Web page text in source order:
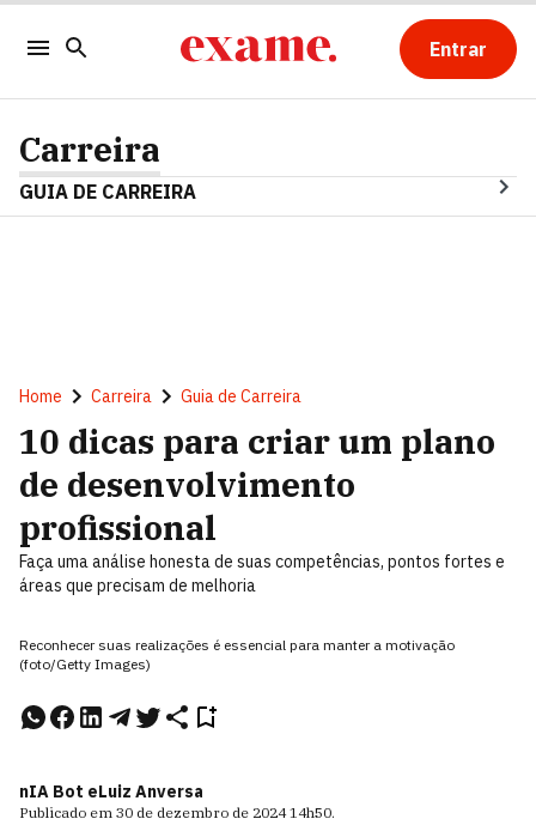
Entrar
Carreira
GUIA DE CARREIRA
Home Carreira Guia de Carreira
10 dicas para criar um plano
de desenvolvimento
profissional
Faça uma análise honesta de suas competências, pontos fortes e
áreas que precisam de melhoria
Reconhecer suas realizações é essencial para manter a motivação
(foto/Getty Images)
nIA Bot eLuiz Anversa
Publicado em 30 de dezembro de 2024 14h50.